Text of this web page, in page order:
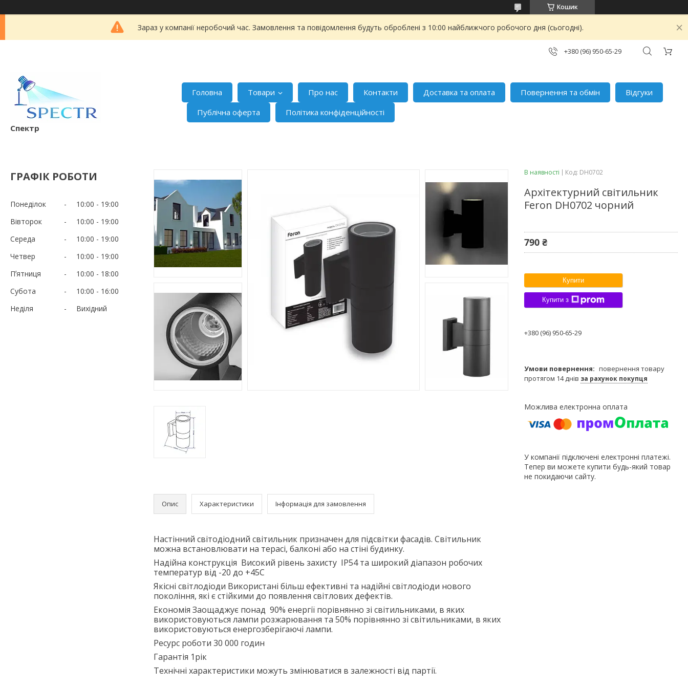
Кошик
Зараз у компанії неробочий час. Замовлення та повідомлення будуть оброблені з 10:00 найближчого робочого дня (сьогодні).
+380 (96) 950-65-29
Спектр
Головна Товари Про нас Контакти Доставка та оплата Повернення та обмін
Відгуки
Публічна оферта
Політика конфіденційності
ГРАФІК РОБОТИ
Понеділок 10:00
19:00
Вівторок
10:00
19:00
Середа
10:00
19:00
Четвер
10:00
19:00
Пʼятниця
10:00
18:00
Субота
10:00
16:00
Неділя
Вихідний
Опис Характеристики Інформація для замовлення
Настінний світодіодний світильник призначен для підсвітки фасадів. Світильник
можна встановлювати на терасі, балконі або на стіні будинку.
Надійна конструкція Високий рівень захисту IP54 та широкий діапазон робочих
температур від -20 до +45С
Якісні світлодіоди Використані більш ефективні та надійні світлодіоди нового
покоління, які є стійкими до появлення світлових дефектів.
Економія Заощаджує понад 90% енергії порівнянно зі світильниками, в яких
використовуються лампи розжарювання та 50% порівнянно зі світильниками, в яких
використовуються енергозберігаючі лампи.
Ресурс роботи 30 000 годин
Гарантія 1рік
Технічні характеристики можуть змінюватися в залежності від партії.
В наявності Код: DH0702
Архітектурний світильник
Feron DH0702 чорний
790 ₴
Купити
Купити з
+380 (96) 950-65-29
повернення товару
протягом 14 днів за рахунок покупця
У компанії підключені електронні платежі.
Тепер ви можете купити будь-який товар
не покидаючи сайту.